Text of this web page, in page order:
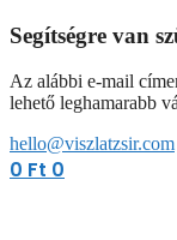
Segítségre van
Az alábbi e-mail
lehető leghamarabb
hello@viszlatzsir.com
0 Ft 0